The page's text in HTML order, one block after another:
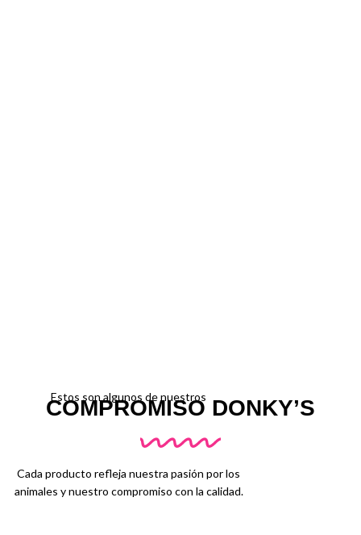
Estos son algunos de nuestros
COMPROMISO DONKY’S
Cada producto refleja nuestra pasión por los
animales y nuestro compromiso con la calidad.